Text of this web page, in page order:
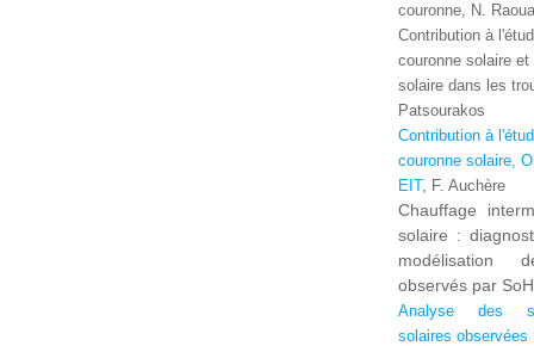
couronne, N.
Contribution à
couronne solaire
solaire dans les
Patsourakos
Contribution à
couronne solaire,
EIT, F. Auchère
Chauffage
solaire :
modélisation
observés par
Analyse des
solaires